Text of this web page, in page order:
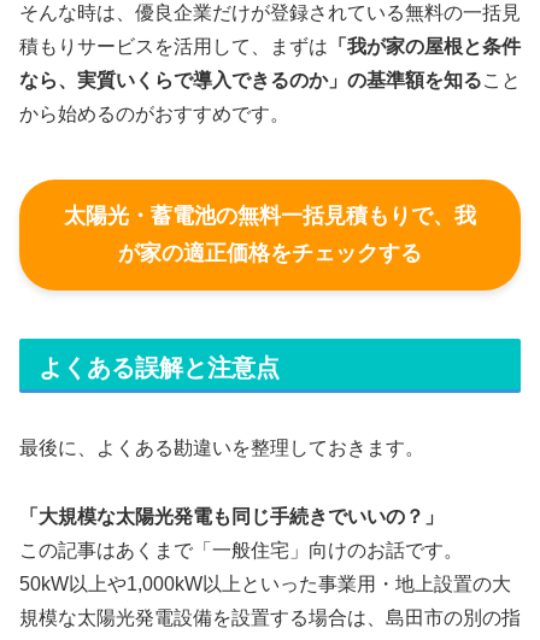
そんな時は、優良企業だけが登録されている無料の一括見
積もりサービスを活用して、まずは 「我が家の屋根と条件
なら、実質いくらで導入できるのか」の基準額を知ること
から始めるのがおすすめです。
太陽光・蓄電池の無料一括見積もりで、我
が家の適正価格をチェックする
よくある誤解と注意点
最後に、よくある勘違いを整理しておきます。
「大規模な太陽光発電も同じ手続きでいいの？」
この記事はあくまで「一般住宅」向けのお話です。
50kW以上や1,000kW以上といった事業用・地上設置の大
規模な太陽光発電設備を設置する場合は、島田市の別の指